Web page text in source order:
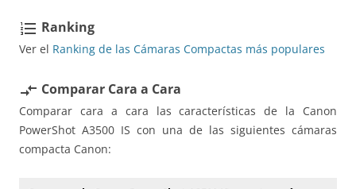
format_list_numbered Ranking
Ver el Ranking de las Cámaras Compactas más populares
compare_arrows Comparar Cara a Cara
Comparar cara a cara las características de la Canon
PowerShot A3500 IS con una de las siguientes cámaras
compacta Canon: